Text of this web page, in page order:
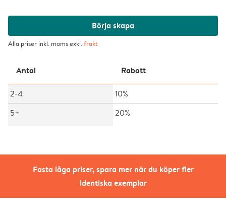
Fasta låga priser, spara mer när du köper fler
identiska exemplar
Börja skapa
Alla priser inkl. moms exkl.frakt
Antal Rabatt
2-4
10%
5+
20%